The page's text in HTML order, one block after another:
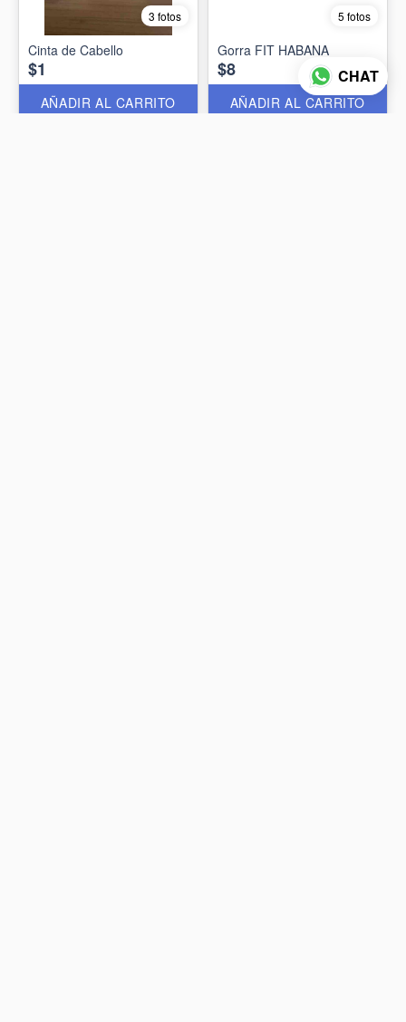
3 fotos
Cinta de Cabello
$1
AÑADIR AL CARRITO
5 fotos
Gorra FIT HABANA
$8
AÑADIR AL CARRITO
CHAT